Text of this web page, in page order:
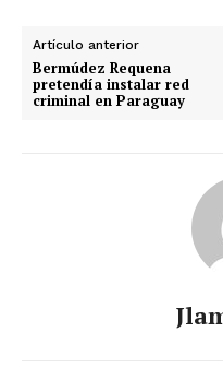
Artículo anterior
Bermúdez Requena
pretendía instalar red
criminal en Paraguay